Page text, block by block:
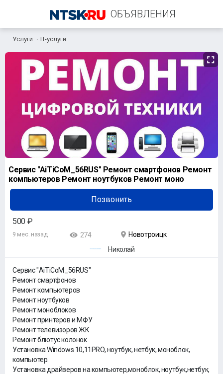
ОБЪЯВЛЕНИЯ
+7 (995) 838-99-56
Услуги IT-услуги
Сервис "AiTiCoM_56RUS" Ремонт смартфонов Ремонт
компьютеров Ремонт ноутбуков Ремонт моно
Позвонить
500 ₽
9 мес. назад 274
Новотроицк
Николай
Сервис "AiTiCoM_56RUS"
Ремонт смартфонов
Ремонт компьютеров
Ремонт ноутбуков
Ремонт моноблоков
Ремонт принтеров и МФУ
Ремонт телевизоров ЖК
Ремонт блютус колонок
Установка Windows 10,11PRO, ноутбук, нетбук, моноблок,
компьютер.
Установка драйверов на компьютер,моноблок, ноутбук,нетбук,